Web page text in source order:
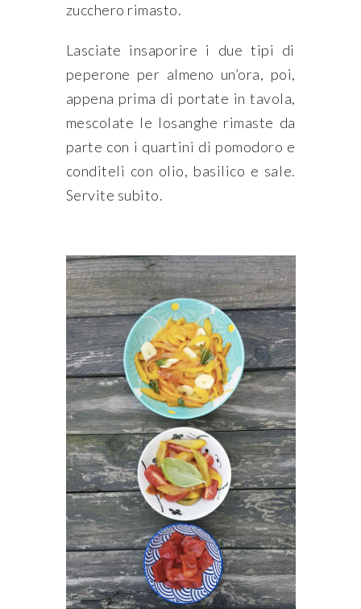
zucchero rimasto.
Lasciate insaporire i due tipi di
peperone per almeno un’ora, poi,
appena prima di portate in tavola,
mescolate le losanghe rimaste da
parte con i quartini di pomodoro e
conditeli con olio, basilico e sale.
Servite subito.